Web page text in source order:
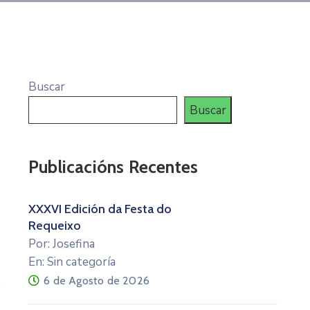
Buscar
Buscar
Publicacións Recentes
XXXVI Edición da Festa do
Requeixo
Por: Josefina
En: Sin categoría
6 de Agosto de 2026